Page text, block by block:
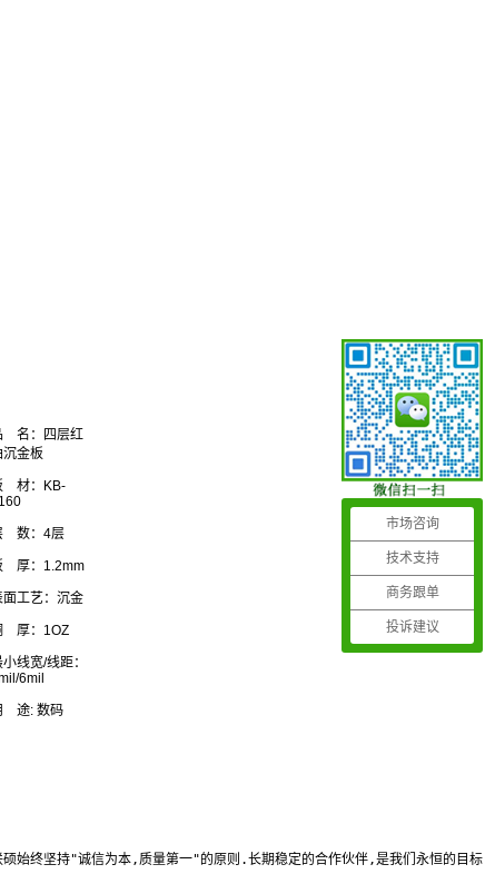
名：四层红
沉金板
材： KB-
数：4层
厚：1.2mm
面工艺：沉金
厚：1OZ
线宽/线距：
6mil
途: 数码
硕始终坚持"诚信为本,质量第一"的原则.长期稳定的合作伙伴,是我们永恒的目标
市场咨询
技术支持
商务跟单
投诉建议